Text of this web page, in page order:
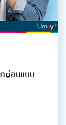
ผ่อนแบบ